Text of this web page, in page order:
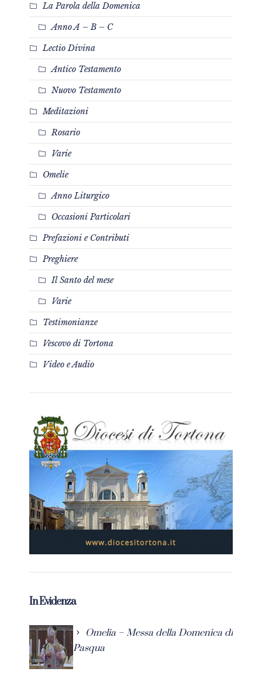
La Parola della Domenica
Anno A – B – C
Lectio Divina
Antico Testamento
Nuovo Testamento
Meditazioni
Rosario
Varie
Omelie
Anno Liturgico
Occasioni Particolari
Prefazioni e Contributi
Preghiere
Il Santo del mese
Varie
Testimonianze
Vescovo di Tortona
Video e Audio
In Evidenza
Omelia – Messa della Domenica di
Pasqua